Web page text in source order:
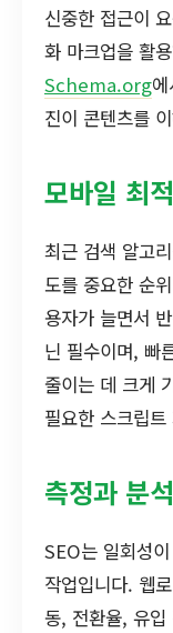
신중한 접근이
화 마크업을 활
Schema.org
진이 콘텐츠를
모바일 최
최근 검색 알고
도를 중요한 순
용자가 늘면서
닌 필수이며, 빠
줄이는 데 크게
필요한 스크립
측정과 분
SEO는 일회성
작업입니다. 웹
동, 전환율, 유입